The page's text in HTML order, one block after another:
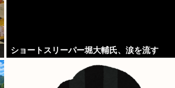
ショートスリーパー堀大輔氏、涙を流す